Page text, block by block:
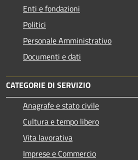
Enti e fondazioni
Politici
Personale Amministrativo
Documenti e dati
CATEGORIE DI SERVIZIO
Anagrafe e stato civile
Cultura e tempo libero
Vita lavorativa
Imprese e Commercio